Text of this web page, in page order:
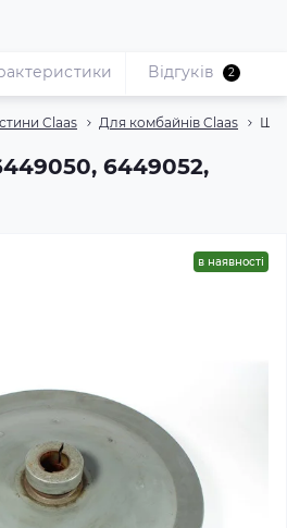
Claas Для комбайнів Claas
6449052,
Відгуків 2
в наявності